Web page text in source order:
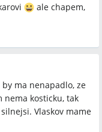
ale chapem,
ma nenapadlo, ze
nema kosticku, tak
Vlaskov mame